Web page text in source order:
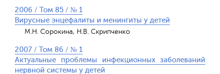
2006 / Том 85 / № 1
Вирусные энцефалиты и менингиты у детей
М.Н. Сорокина, Н.В. Скрипченко
2007 / Том 86 / № 1
Актуальные проблемы инфекционных заболеваний
нервной системы у детей